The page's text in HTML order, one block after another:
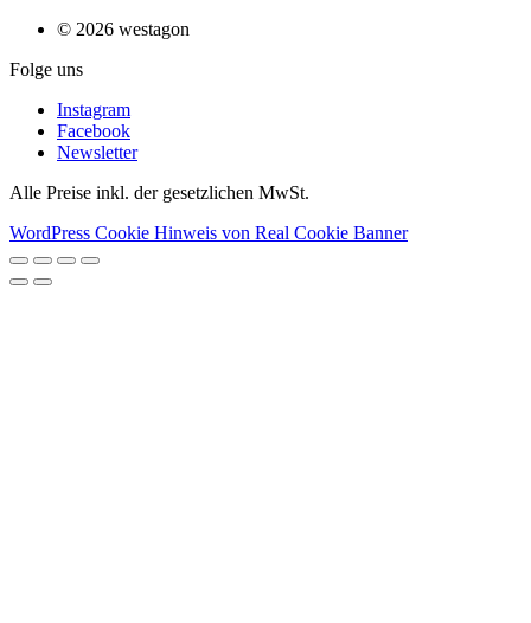
© 2026 westagon
Folge uns
Instagram
Facebook
Newsletter
Alle Preise inkl. der gesetzlichen MwSt.
WordPress Cookie Hinweis von Real Cookie Banner